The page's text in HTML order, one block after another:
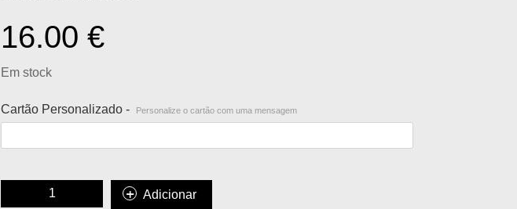
16.00 €
Em stock
Cartão Personalizado - Personalize o cartão com uma mensagem
Adicionar